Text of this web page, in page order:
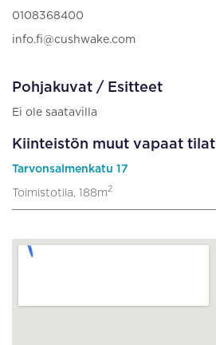
0108368400
info.fi@cushwake.com
Pohjakuvat / Esitteet
Ei ole saatavilla
Kiinteistön muut vapaat tilat
Tarvonsalmenkatu 17
Toimistotila, 188m2